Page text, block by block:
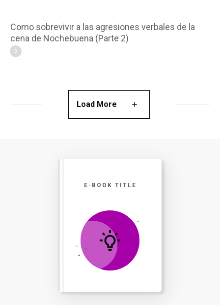
Como sobrevivir a las agresiones verbales de la
cena de Nochebuena (Parte 2)
Load More
E-BOOK TITLE